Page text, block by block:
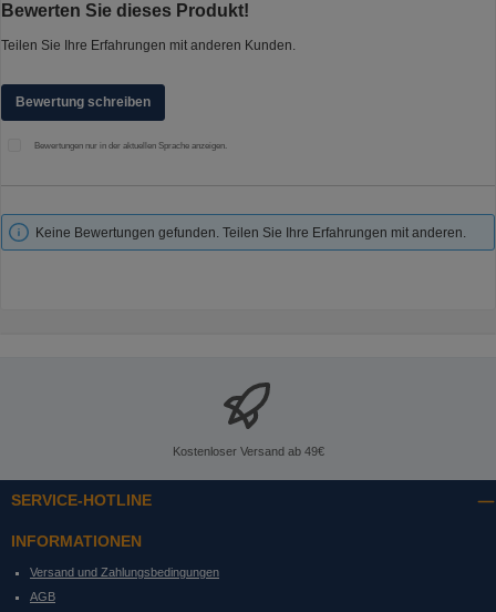
Durchschnittliche Bewertung von 0 von 5 Sternen
Bewerten Sie dieses Produkt!
Teilen Sie Ihre Erfahrungen mit anderen Kunden.
Bewertung schreiben
Bewertungen nur in der aktuellen Sprache anzeigen.
Keine Bewertungen gefunden. Teilen Sie Ihre Erfahrungen mit anderen.
Kostenloser Versand ab 49€
SERVICE-HOTLINE
INFORMATIONEN
Versand und Zahlungsbedingungen
AGB